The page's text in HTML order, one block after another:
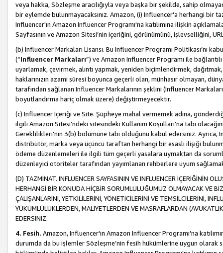
veya hakka, Sözleşme aracılığıyla veya başka bir şekilde, sahip
bir eylemde bulunmayacaksınız. Amazon, (i) Influencer'a herhangi bir
Influencer'ın Amazon Influencer Programı'na katılımına ilişkin
Sayfasının ve Amazon Sitesi’nin içeriğini, görünümünü, işlevselliğini,
(b) Influencer Markaları Lisansı. Bu Influencer Programı Politikası’nı
(“Influencer Markaları”) ve Amazon Influencer Programı ile
uyarlamak, çevirmek, alıntı yapmak, yeniden biçimlendirmek,
haklarınızın azami süresi boyunca geçerli olan, münhasır olmayan,
tarafından sağlanan Influencer Markalarının şeklini (Influencer
boyutlandırma hariç olmak üzere) değiştirmeyecektir.
(c) Influencer İçeriği ve Site. Şüpheye mahal vermemek adına,
ilgili Amazon Sitesi’ndeki sitesindeki Kullanım Koşulları’na tabi
Gereklilikleri’nin 3(b) bölümüne tabi olduğunu kabul edersiniz. Ayrıca,
distribütör, marka veya üçüncü taraftan herhangi bir esaslı ilişiği
ödeme düzenlemeleri ile ilgili tüm geçerli yasalara uymaktan da
düzenleyici otoriteler tarafından yayımlanan rehberlere uyum
(D) TAZMİNAT. INFLUENCER SAYFASININ VE INFLUENCER İÇERİĞİNİN
HERHANGİ BİR KONUDA HİÇBİR SORUMLULUĞUMUZ OLMAYACAK VE
ÇALIŞANLARINI, YETKİLİLERİNİ, YÖNETİCİLERİNİ VE TEMSİLCİLERİNİ,
YÜKÜMLÜLÜKLERDEN, MALİYETLERDEN VE MASRAFLARDAN
EDERSİNİZ.
4. Fesih. Amazon, Influencer'ın Amazon Influencer Programı'na
durumda da bu işlemler Sözleşme’nin fesih hükümlerine uygun olarak